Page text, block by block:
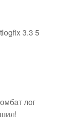
3.3 5
лог